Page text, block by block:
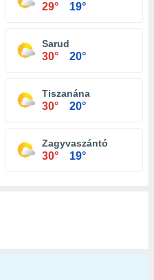
29° 19°
Sarud
30° 20°
Tiszanána
30° 20°
Zagyvaszántó
30° 19°